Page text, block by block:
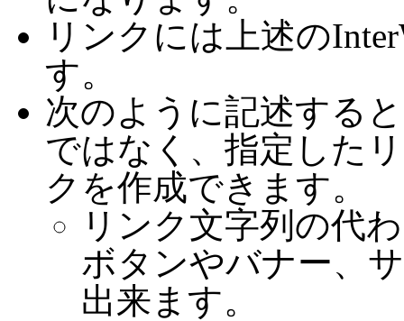
リンクには上述の
す。
次のように記述する
ではなく、指定した
クを作成できます。
リンク文字列の代
ボタンやバナー、
出来ます。